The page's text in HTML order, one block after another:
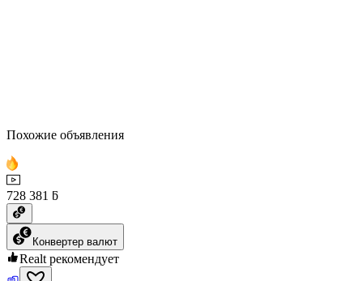
Похожие объявления
728 381 ƃ
Конвертер валют
Realt рекомендует